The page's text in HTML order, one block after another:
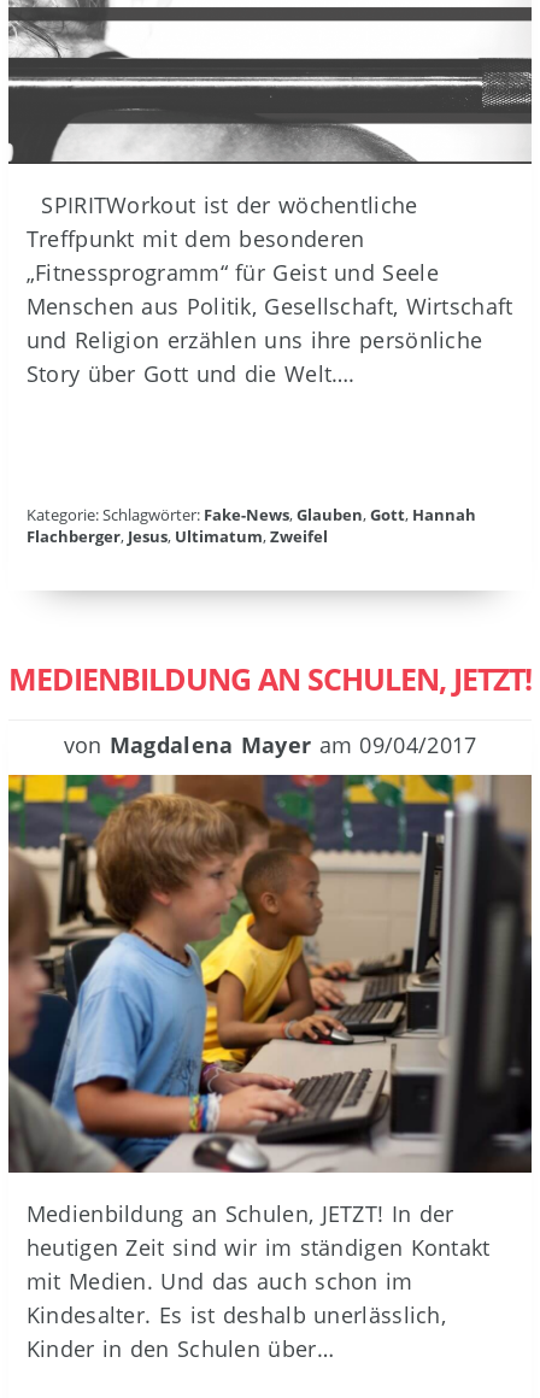
SPIRITWorkout ist der wöchentliche
Treffpunkt mit dem besonderen
„Fitnessprogramm“ für Geist und Seele
Menschen aus Politik, Gesellschaft, Wirtschaft
und Religion erzählen uns ihre persönliche
Story über Gott und die Welt….
Kategorie: Schlagwörter: Fake-News,Glauben,Gott, Hannah
Flachberger, Jesus, Ultimatum,Zweifel
MEDIENBILDUNG AN SCHULEN, JETZT!
von Magdalena Mayer am 09/04/2017
Medienbildung an Schulen, JETZT! In der
heutigen Zeit sind wir im ständigen Kontakt
mit Medien. Und das auch schon im
Kindesalter. Es ist deshalb unerlässlich,
Kinder in den Schulen über…